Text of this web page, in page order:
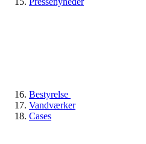
Bestyrelse
Vandværker
Cases